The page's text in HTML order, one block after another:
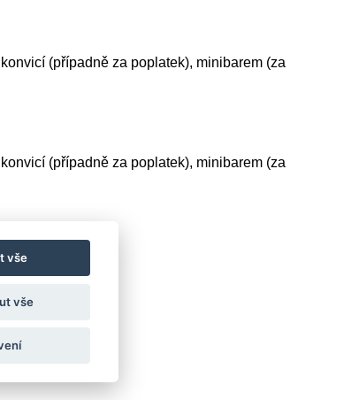
(případně za poplatek), minibarem (za
(případně za poplatek), minibarem (za
vše
vše